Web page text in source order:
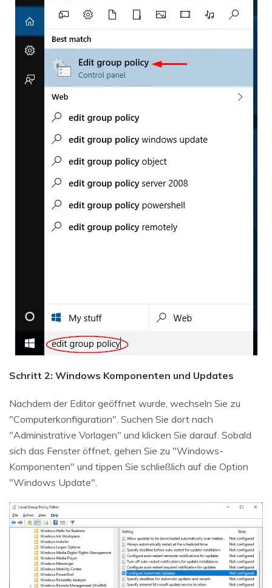
Schritt 2: Windows Komponenten und Updates
Nachdem der Editor geöffnet wurde, wechseln Sie zu
"Computerkonfiguration". Suchen Sie dort nach
"Administrative Vorlagen" und klicken Sie darauf. Sobald
sich das Fenster öffnet, gehen Sie zu "Windows-
Komponenten" und tippen Sie schließlich auf die Option
"Windows Update".